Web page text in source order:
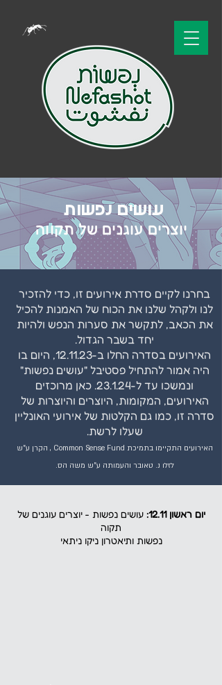
עושים נפשות
יוצרים עוגנים של תקווה
בחרנו לקיים סדרת אירועים זו, כדי להזכיר
לנו ולקהל שלנו את הכוח של האמנות להכיל
את הכאב, לתקשר את סערות הנפש ולהיות
יחד בשבר הגדול.
האירועים בסדרה החלו ב-12.11.23, היום בו
היה אמור להתחיל פסטיבל "עושים נפשות"
ונמשכו עד ל-23.1.24. כאן מרוכזים
האירועים, המקומות, היוצרים והיוצרות של
סדרה זו, כמו גם הקלטות של אירועי האונליין
שעלו לרשת.
האירועים התקיימו בתמיכת Common Sense Fund , הקרן ע"ש
לזלו נ. טאובר והעמותה ע"ש משה הס.
יום ראשון 12.11:
עושים נפשות - יוצרים עוגנים של
תקוה
נפשות ותיאטרון ניקו ניתאי